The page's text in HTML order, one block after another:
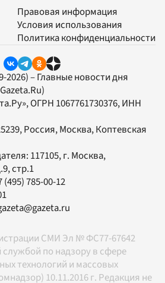
Правовая информация
Условия использования
Политика конфиденциальности
2026) – Главные новости дня
, ОГРН 1067761730376, ИНН
Россия, Москва, Коптевская
117105, г. Москва,
стр.1
(495) 785-00-12
СМИ Эл № ФС77-67642
по надзору в сфере
технологий и массовых
10.11.2016 г. Редакция не